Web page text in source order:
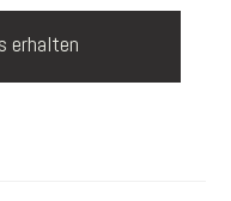
erhalten